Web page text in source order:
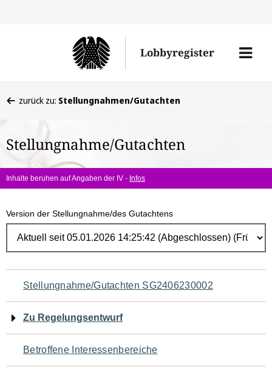
Lobbyregister
Menü
befinden
hier:
zurück zu: Stellungnahmen/Gutachten
Stellungnahme/Gutachten
Inhalte beruhen auf Angaben der IV - Infos
Version der Stellungnahme/des Gutachtens
Navigation
für
den
Seiteninhalt
Stellungnahme/Gutachten SG2406230002
Zu Regelungsentwurf
Betroffene Interessenbereiche